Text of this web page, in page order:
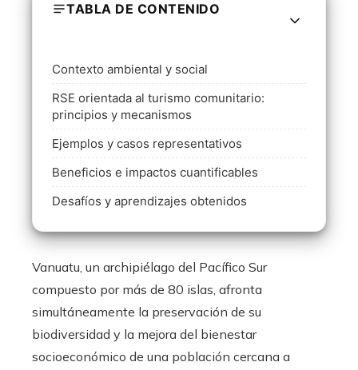
TABLA DE CONTENIDO
Contexto ambiental y social
RSE orientada al turismo comunitario:
principios y mecanismos
Ejemplos y casos representativos
Beneficios e impactos cuantificables
Desafíos y aprendizajes obtenidos
Vanuatu, un archipiélago del Pacífico Sur
compuesto por más de 80 islas, afronta
simultáneamente la preservación de su
biodiversidad y la mejora del bienestar
socioeconómico de una población cercana a